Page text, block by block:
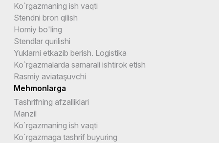
Ko`rgazmaning ish vaqti
Stendni bron qilish
Homiy bo'ling
Stendlar qurilishi
Yuklarni etkazib berish. Logistika
Ko`rgazmalarda samarali ishtirok etish
Rasmiy aviataşuvchi
Mehmonlarga
Tashrifning afzalliklari
Manzil
Ko`rgazmaning ish vaqti
Ko`rgazmaga tashrif buyuring